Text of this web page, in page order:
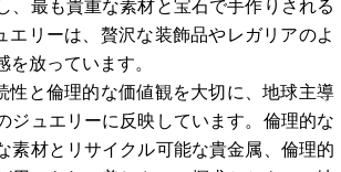
、最も貴重な素材と宝石で手作りされる
エリーは、贅沢な装飾品やレガリアのよ
を放っています。
続性と倫理的な価値観を大切に、地球主導
ジュエリーに反映しています。倫理的な
素材とリサイクル可能な貴金属、倫理的